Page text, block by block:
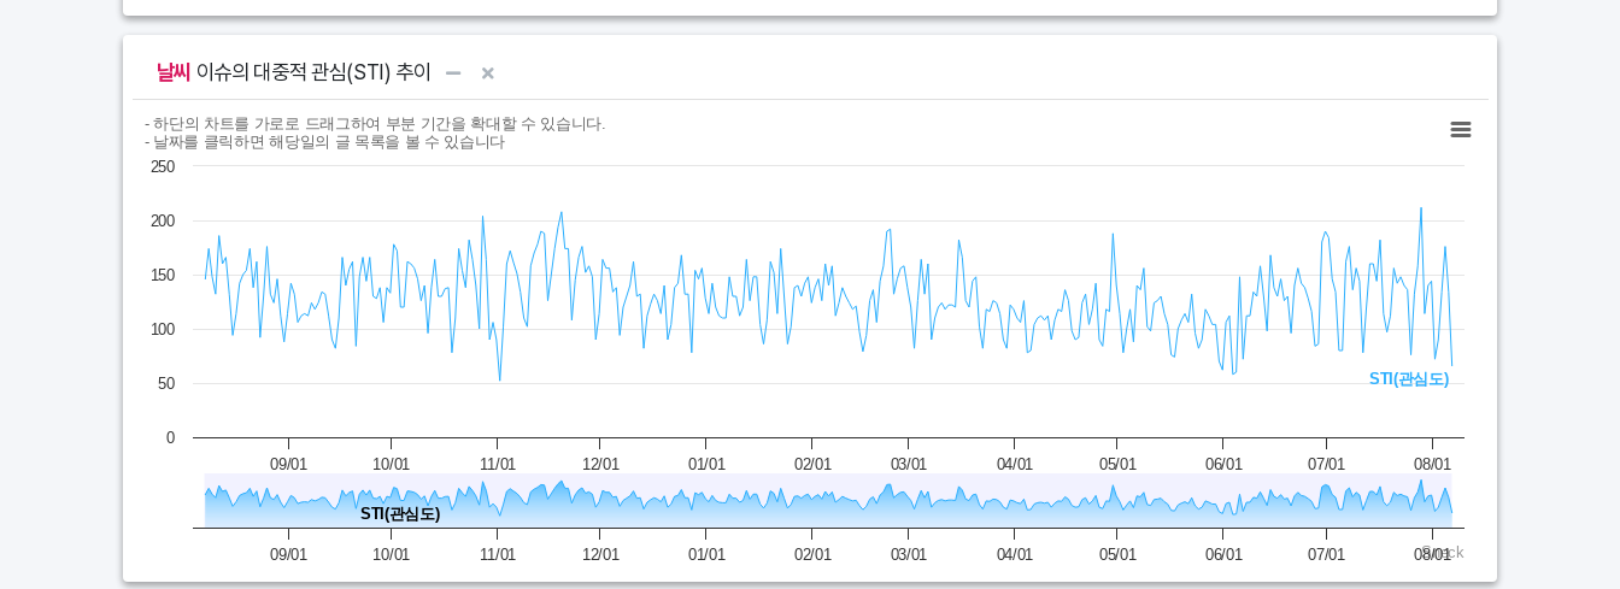
End of interactive chart.
날씨 이슈의 대중적 관심(STI) 추이
Chart
Line chart with 365 data points.
View as data table, Chart
The chart has 1 X axis displaying Time. Data ranges from 2025-08-07 15:00:00 to 2026-08-06 15:00:00.
The chart has 1 Y axis displaying values. Data ranges from 52 to 212.
STI(관심도)
- 하단의 차트를 가로로 드래그하여 부분 기간을 확대할 수 있습니다.
- 날짜를 클릭하면 해당일의 글 목록을 볼 수 있습니다
09/01 10/01 11/01 12/01 01/01 02/01 03/01 04/01 05/01 06/01 07/01 08/01
0
50
100
150
200
250
Sneck
STI(관심도)
09/01 10/01 11/01 12/01 01/01 02/01 03/01 04/01 05/01 06/01 07/01 08/01